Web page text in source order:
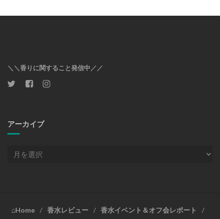
＼＼香りに関すること発信中／／
アーカイブ
⌂Home
香水レビュー 香水イベント＆オフ会レポート